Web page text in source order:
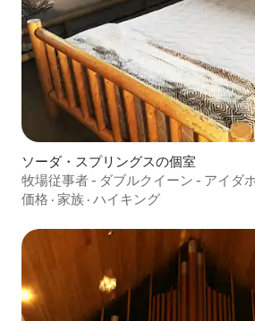
ソーダ・スプリングスの個室
牧場従事者 - ダブルクイーン - アイダ
ス
価格 · 家族 · ハイキング